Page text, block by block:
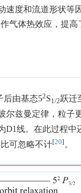
度和流道形状等
气体热效应，提
后由基态52S1/2跃迁
尔兹曼定律，粒子
D1线。在此过程
可忽略不计[20] 。